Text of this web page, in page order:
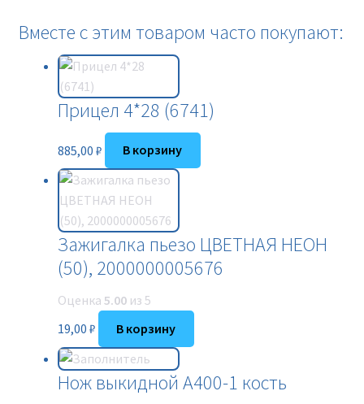
Вместе с этим товаром часто покупают:
Прицел 4*28 (6741)
885,00 ₽ В корзину
Зажигалка пьезо ЦВЕТНАЯ НЕОН
(50), 2000000005676
Оценка 5.00из 5
19,00 ₽ В корзину
Нож выкидной A400-1 кость